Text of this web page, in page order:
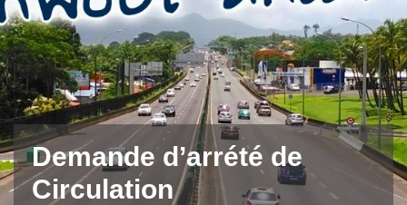
Demande d’arrété de
Circulation